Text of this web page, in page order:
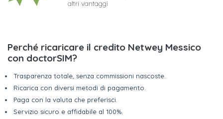
altri vantaggi
Perché ricaricare il credito Netwey Messico
con doctorSIM?
Trasparenza totale, senza commissioni nascoste.
Ricarica con diversi metodi di pagamento.
Paga con la valuta che preferisci.
Servizio sicuro e affidabile al 100%.